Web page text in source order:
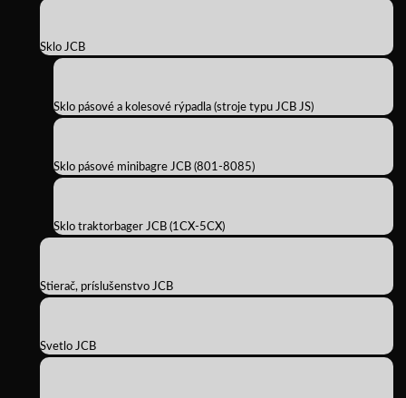
Sklo JCB
Sklo pásové a kolesové rýpadla (stroje typu JCB JS)
Sklo pásové minibagre JCB (801-8085)
Sklo traktorbager JCB (1CX-5CX)
Stierač, príslušenstvo JCB
Svetlo JCB